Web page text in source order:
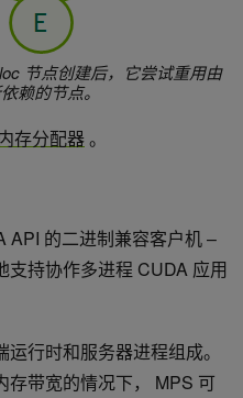
节点创建后，它尝试重用由
赖的节点。
存分配器。
API 的二进制兼容客户机 –
持协作多进程 CUDA 应用
行时和服务器进程组成。
带宽的情况下， MPS 可